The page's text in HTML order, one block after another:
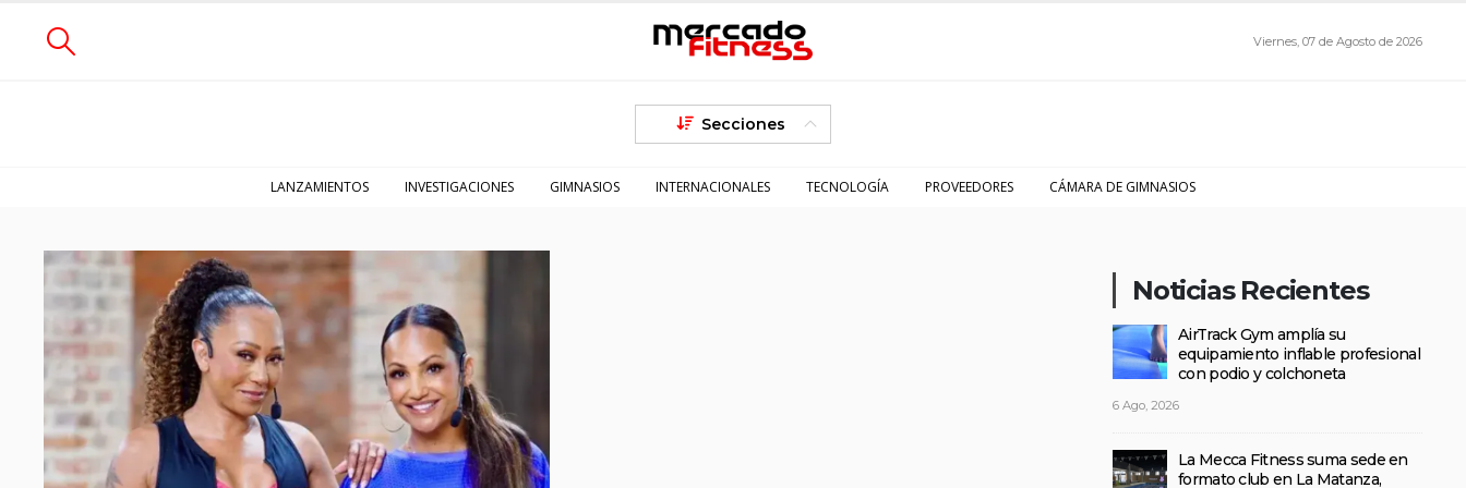
Viernes, 07 de Agosto de 2026
Secciones
LANZAMIENTOS INVESTIGACIONES GIMNASIOS INTERNACIONALES TECNOLOGÍA PROVEEDORES CÁMARA DE GIMNASIOS
Noticias Recientes
AirTrack Gym amplía su
equipamiento inflable profesional
con podio y colchoneta
6 Ago, 2026
La Mecca Fitness suma sede en
formato club en La Matanza,